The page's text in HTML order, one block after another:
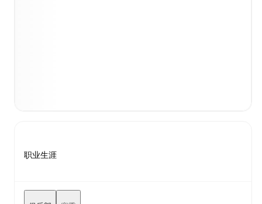
职业生涯